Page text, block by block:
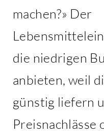
machen?» Der
die niedrigen
anbieten, weil
günstig liefern
Preisnachlässe